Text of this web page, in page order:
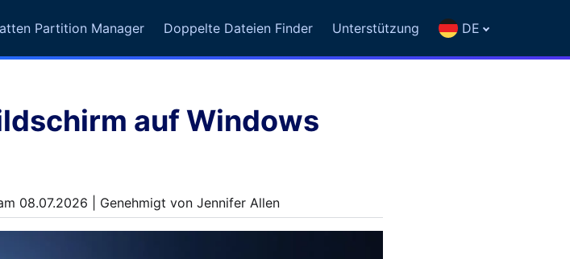
Partition Manager Doppelte Dateien Finder Unterstützung DE
auf Windows
08.07.2026 | Genehmigt von Jennifer Allen